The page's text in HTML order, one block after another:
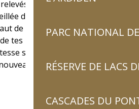
PARC NATIONAL
RÉSERVE DE LACS
CASCADES DU
le long de la
du Bastan. À vélo, en
de ta trottinette, sur ton
tes rollers, prends
sur les deux boucles